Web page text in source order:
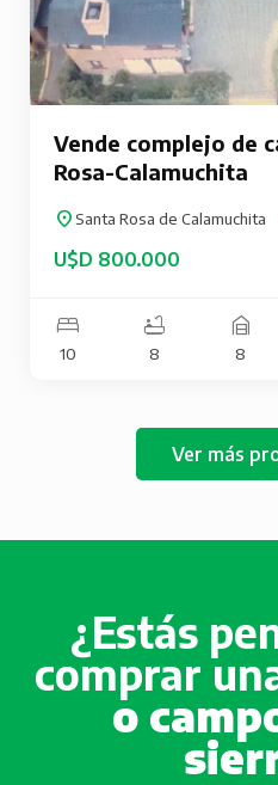
Vende complejo de
Rosa-Calamuchita
Santa Rosa de Calamuchita
U$D 800.000
10 8 8
Ver más
¿Estás
comprar
o